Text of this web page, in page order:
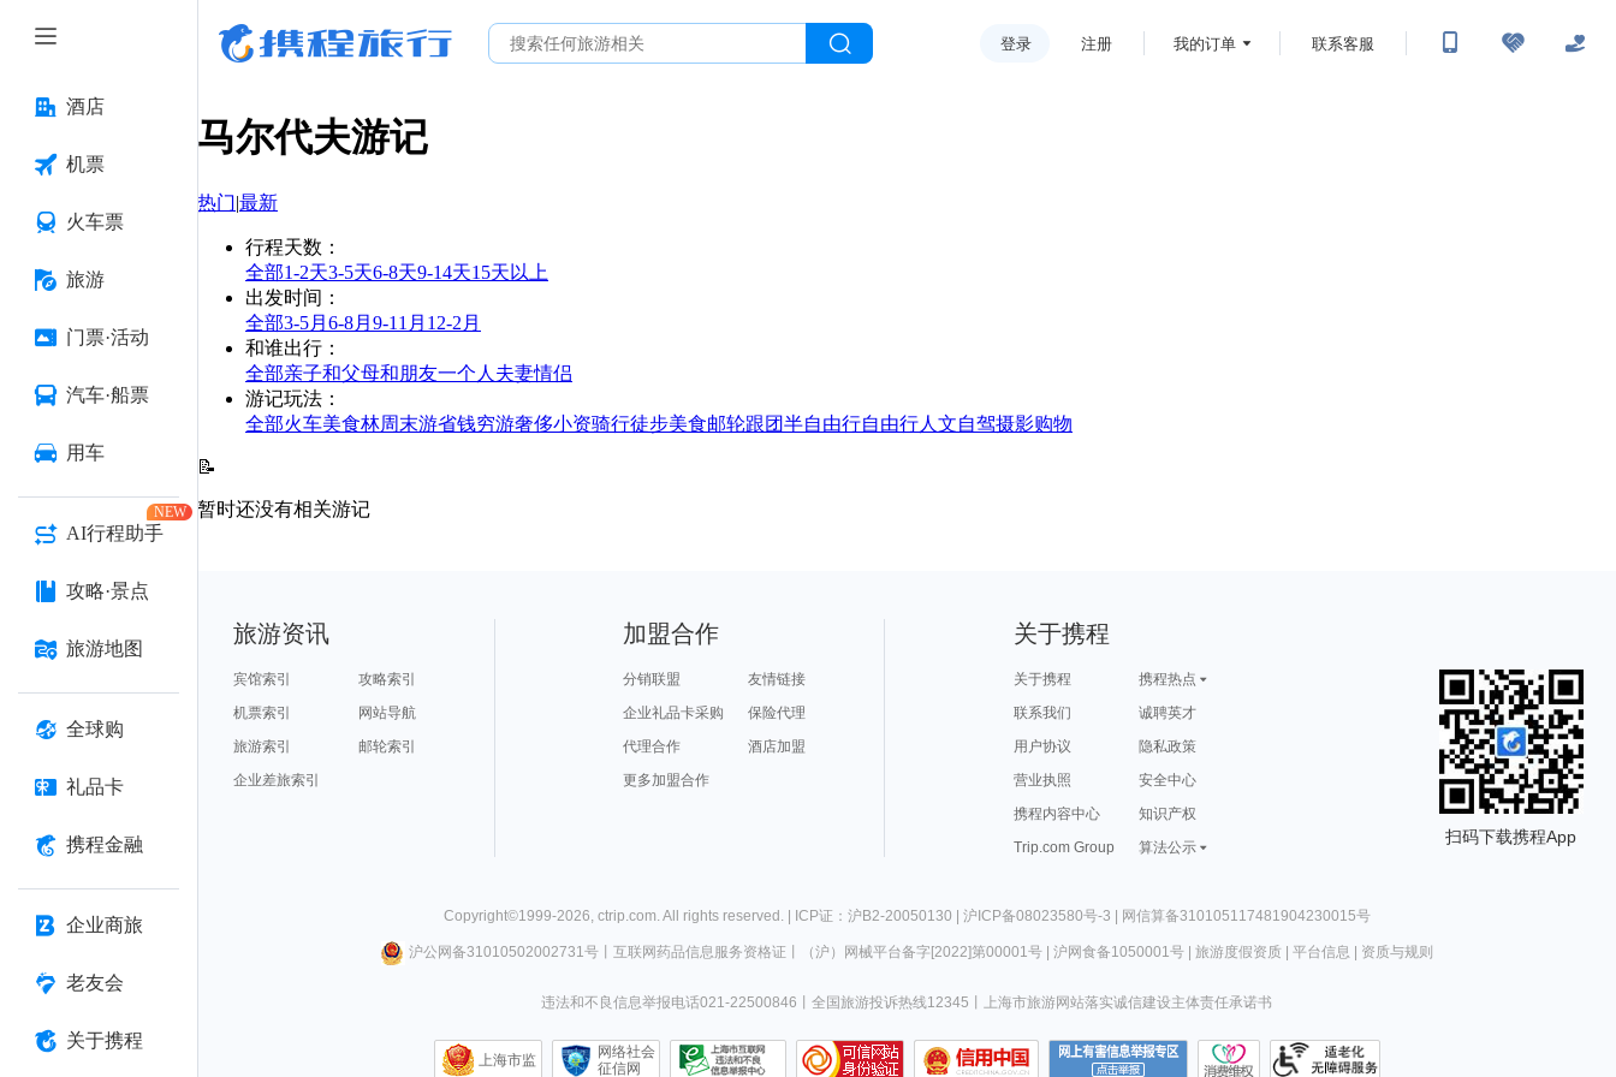
酒店
机票
火车票
旅游
门票·活动
汽车·船票
用车
AI行程助手
NEW
攻略·景点
旅游地图
全球购
礼品卡
携程金融
企业商旅
老友会
关于携程
登录 注册 我的订单 联系客服
马尔代夫游记
热门|最新
行程天数 ：
全部1-2天3-5天6-8天9-14天15天以上
出发时间 ：
全部3-5月 6-8月 9-11月 12-2月
和谁出行 ：
全部亲子和父母和朋友一个人 夫妻情侣
游记玩法 ：
全部火车美食林周末游省钱穷游奢侈小资骑行徒步美食邮轮跟团半自由行自由行人文自驾摄影购物
📝
暂时还没有相关游记
旅游资讯
宾馆索引
攻略索引
机票索引
网站导航
旅游索引
邮轮索引
企业差旅索引
加盟合作
分销联盟
友情链接
企业礼品卡采购
保险代理
代理合作
酒店加盟
更多加盟合作
关于携程
关于携程
携程热点
联系我们
诚聘英才
用户协议
隐私政策
营业执照
安全中心
携程内容中心
知识产权
Trip.com Group
算法公示
扫码下载携程App
Copyright©1999-2026, ctrip.com. All rights reserved. | ICP证：沪B2-20050130 | 沪ICP备08023580号-3 | 网信算备310105117481904230015号
沪公网备31010502002731号丨 互联网药品信息服务资格证 （沪）网械平台备字[2022]第00001号| 沪网食备1050001号| 旅游度假资质| 平台信息 资质与规则
违法和不良信息举报电话021-22500846 全国旅游投诉热线12345 上海市旅游网站落实诚信建设主体责任承诺书
上海市监
网络社会
征信网